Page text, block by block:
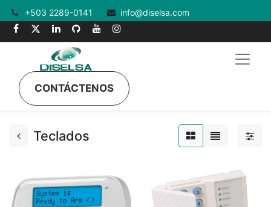
+503 2289-0141 info@diselsa.com
CONTÁCTENOS
Teclados